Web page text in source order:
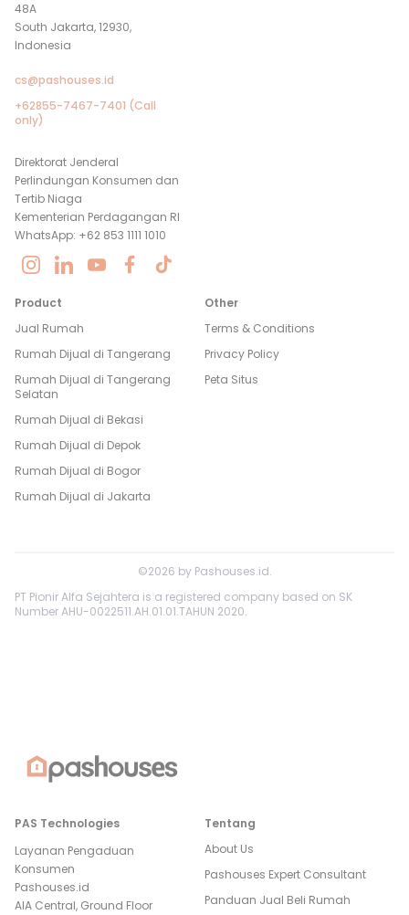
48A
South Jakarta, 12930,
Indonesia
cs@pashouses.id
+62855-7467-7401 (Call
only)
Direktorat Jenderal
Perlindungan Konsumen dan
Tertib Niaga
Kementerian Perdagangan RI
WhatsApp: +62 853 1111 1010
Product
Jual Rumah
Rumah Dijual di Tangerang
Rumah Dijual di Tangerang
Selatan
Rumah Dijual di Bekasi
Rumah Dijual di Depok
Rumah Dijual di Bogor
Rumah Dijual di Jakarta
Other
Terms & Conditions
Privacy Policy
Peta Situs
©2026 by Pashouses.id.
PT Pionir Alfa Sejahtera is a registered company based on SK
Number AHU-0022511.AH.01.01.TAHUN 2020.
PAS Technologies
Layanan Pengaduan
Konsumen
Pashouses.id
AIA Central, Ground Floor
Tentang
About Us
Pashouses Expert Consultant
Panduan Jual Beli Rumah